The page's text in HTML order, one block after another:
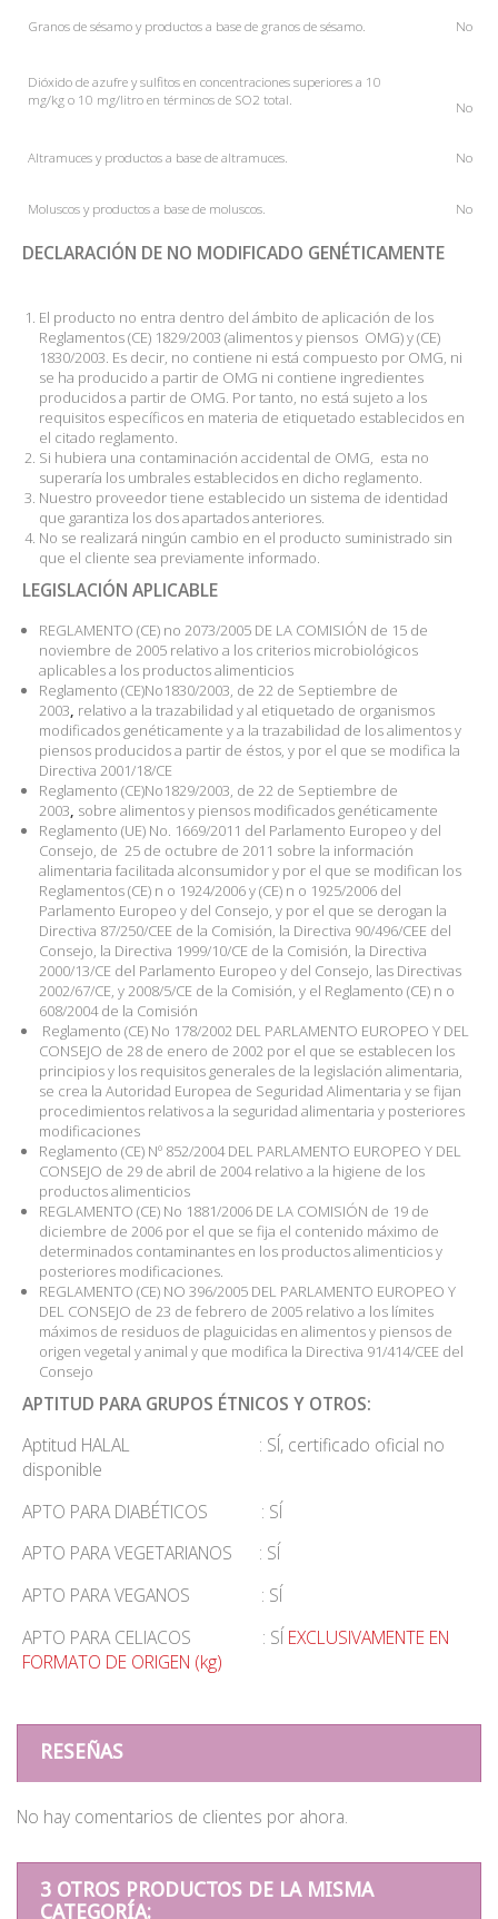
Granos de sésamo y productos a base de granos de sésamo. No
Dióxido de azufre y sulfitos en concentraciones superiores a 10
mg/kg o 10 mg/litro en términos de SO2 total.
No
Altramuces y productos a base de altramuces. No
Moluscos y productos a base de moluscos. No
DECLARACIÓN DE NO MODIFICADO GENÉTICAMENTE
El producto no entra dentro del ámbito de aplicación de los
Reglamentos (CE) 1829/2003 (alimentos y piensos OMG) y (CE)
1830/2003. Es decir, no contiene ni está compuesto por OMG, ni
se ha producido a partir de OMG ni contiene ingredientes
producidos a partir de OMG. Por tanto, no está sujeto a los
requisitos específicos en materia de etiquetado establecidos en
el citado reglamento.
Si hubiera una contaminación accidental de OMG, esta no
superaría los umbrales establecidos en dicho reglamento.
Nuestro proveedor tiene establecido un sistema de identidad
que garantiza los dos apartados anteriores.
No se realizará ningún cambio en el producto suministrado sin
que el cliente sea previamente informado.
LEGISLACIÓN APLICABLE
REGLAMENTO (CE) no 2073/2005 DE LA COMISIÓN de 15 de
noviembre de 2005 relativo a los criterios microbiológicos
aplicables a los productos alimenticios
Reglamento (CE)No1830/2003, de 22 de Septiembre de
2003 relativo a la trazabilidad y al etiquetado de organismos
modificados genéticamente y a la trazabilidad de los alimentos y
piensos producidos a partir de éstos, y por el que se modifica la
Directiva 2001/18/CE
Reglamento (CE)No1829/2003, de 22 de Septiembre de
2003 sobre alimentos y piensos modificados genéticamente
Reglamento (UE) No. 1669/2011 del Parlamento Europeo y del
Consejo, de 25 de octubre de 2011 sobre la información
alimentaria facilitada alconsumidor y por el que se modifican los
Reglamentos (CE) n o 1924/2006 y (CE) n o 1925/2006 del
Parlamento Europeo y del Consejo, y por el que se derogan la
Directiva 87/250/CEE de la Comisión, la Directiva 90/496/CEE del
Consejo, la Directiva 1999/10/CE de la Comisión, la Directiva
2000/13/CE del Parlamento Europeo y del Consejo, las Directivas
2002/67/CE, y 2008/5/CE de la Comisión, y el Reglamento (CE) n o
608/2004 de la Comisión
Reglamento (CE) No 178/2002 DEL PARLAMENTO EUROPEO Y DEL
CONSEJO de 28 de enero de 2002 por el que se establecen los
principios y los requisitos generales de la legislación alimentaria,
se crea la Autoridad Europea de Seguridad Alimentaria y se fijan
procedimientos relativos a la seguridad alimentaria y posteriores
modificaciones
Reglamento (CE) Nº 852/2004 DEL PARLAMENTO EUROPEO Y DEL
CONSEJO de 29 de abril de 2004 relativo a la higiene de los
productos alimenticios
REGLAMENTO (CE) No 1881/2006 DE LA COMISIÓN de 19 de
diciembre de 2006 por el que se fija el contenido máximo de
determinados contaminantes en los productos alimenticios y
posteriores modificaciones.
REGLAMENTO (CE) NO 396/2005 DEL PARLAMENTO EUROPEO Y
DEL CONSEJO de 23 de febrero de 2005 relativo a los límites
máximos de residuos de plaguicidas en alimentos y piensos de
origen vegetal y animal y que modifica la Directiva 91/414/CEE del
Consejo
APTITUD PARA GRUPOS ÉTNICOS Y OTROS:
Aptitud HALAL : SÍ, certificado oficial no
disponible
APTO PARA DIABÉTICOS : SÍ
APTO PARA VEGETARIANOS : SÍ
APTO PARA VEGANOS : SÍ
APTO PARA CELIACOS : SÍ EXCLUSIVAMENTE EN
FORMATO DE ORIGEN (kg)
RESEÑAS
No hay comentarios de clientes por ahora.
3 OTROS PRODUCTOS DE LA MISMA
CATEGORÍA: